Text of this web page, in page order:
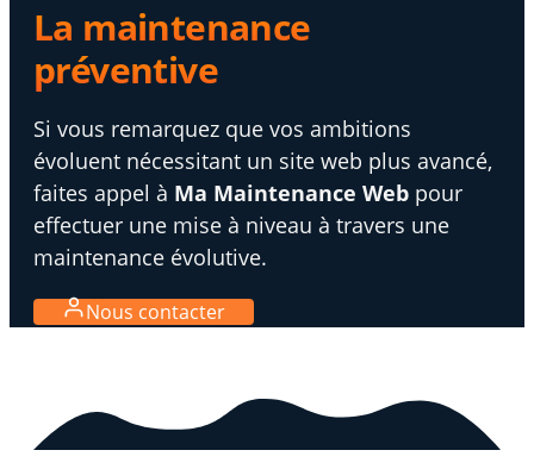
La maintenance
préventive
Si vous remarquez que vos ambitions
évoluent nécessitant un site web plus avancé,
faites appel à Ma Maintenance Web pour
effectuer une mise à niveau à travers une
maintenance évolutive.
Nous contacter